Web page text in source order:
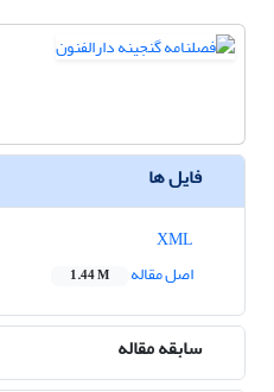
فایل ها
اصل مقاله
1.44 M
سابقه مقاله